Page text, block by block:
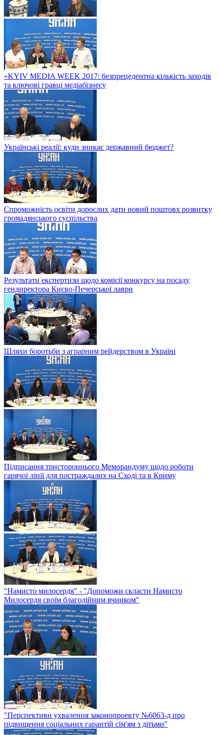
«KYIV MEDIA WEEK 2017: безпрецедентна кількість заходів
та ключові гравці медіабізнесу
Українські реалії: куди зникає державний бюджет?
Спроможність освіти дорослих дати новий поштовх розвитку
громадянського суспільства
Результати експертизи щодо комісії конкурсу на посаду
гендиректора Києво-Печерської лаври
Шляхи боротьби з аграрним рейдерством в Українi
Підписання тристороннього Меморандуму щодо роботи
гарячої лінії для постраждалих на Сході та в Криму
"Намисто милосердя" - "Допоможи скласти Намисто
Милосердя своїм благодійним вчинком"
"Перспективи ухвалення законопроекту №6063-д про
підвищення соціальних гарантій сім'ям з дітьми"